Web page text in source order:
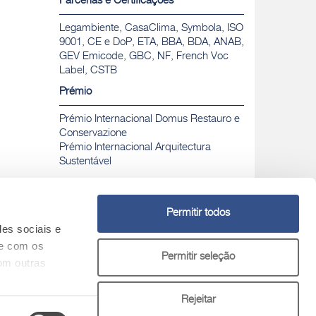
sociais e
com os
outras
Permitir todos
Permitir seleção
Rejeitar
Legambiente, CasaClima, Symbola, ISO
9001, CE e DoP, ETA, BBA, BDA, ANAB,
GEV Emicode, GBC, NF, French Voc
Label, CSTB
Prémio
Prémio Internacional Domus Restauro e
Conservazione
Prémio Internacional Arquitectura
Sustentável
Chamada para rede fixa nacional gratuita